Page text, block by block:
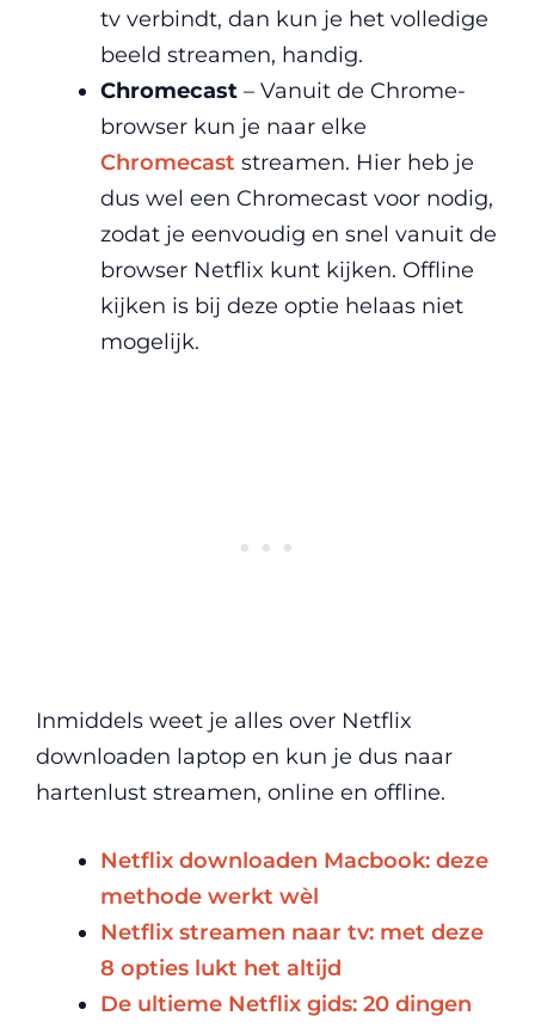
tv verbindt, dan kun je het volledige
beeld streamen, handig.
Chromecast – Vanuit de Chrome-
browser kun je naar elke
Chromecast streamen. Hier heb je
dus wel een Chromecast voor nodig,
zodat je eenvoudig en snel vanuit de
browser Netflix kunt kijken. Offline
kijken is bij deze optie helaas niet
mogelijk.
Inmiddels weet je alles over Netflix
downloaden laptop en kun je dus naar
hartenlust streamen, online en offline.
Netflix downloaden Macbook: deze
methode werkt wèl
Netflix streamen naar tv: met deze
8 opties lukt het altijd
De ultieme Netflix gids: 20 dingen